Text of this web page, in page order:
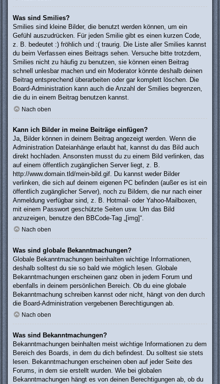
Was sind Smilies?
Smilies sind kleine Bilder, die benutzt werden können, um ein
Gefühl auszudrücken. Für jeden Smilie gibt es einen kurzen Code,
z. B. bedeutet :) fröhlich und :( traurig. Die Liste aller Smilies kannst
du beim Verfassen eines Beitrags sehen. Versuche bitte trotzdem,
Smilies nicht zu häufig zu benutzen, sie können einen Beitrag
schnell unlesbar machen und ein Moderator könnte deshalb deinen
Beitrag entsprechend überarbeiten oder gar komplett löschen. Die
Board-Administration kann auch die Anzahl der Smilies begrenzen,
die du in einem Beitrag benutzen kannst.
Nach oben
Kann ich Bilder in meine Beiträge einfügen?
Ja, Bilder können in deinem Beitrag angezeigt werden. Wenn die
Administration Dateianhänge erlaubt hat, kannst du das Bild auch
direkt hochladen. Ansonsten musst du zu einem Bild verlinken, das
auf einem öffentlich zugänglichen Server liegt, z. B.
http://www.domain.tld/mein-bild.gif. Du kannst weder Bilder
verlinken, die sich auf deinem eigenen PC befinden (außer es ist ein
öffentlich zugänglicher Server), noch zu Bildern, die nur nach einer
Anmeldung verfügbar sind, z. B. Hotmail- oder Yahoo-Mailboxen,
mit einem Passwort geschützte Seiten usw. Um das Bild
anzuzeigen, benutze den BBCode-Tag „[img]“.
Nach oben
Was sind globale Bekanntmachungen?
Globale Bekanntmachungen beinhalten wichtige Informationen,
deshalb solltest du sie so bald wie möglich lesen. Globale
Bekanntmachungen erscheinen ganz oben in jedem Forum und
ebenfalls in deinem persönlichen Bereich. Ob du eine globale
Bekanntmachung schreiben kannst oder nicht, hängt von den durch
die Board-Administration vergebenen Berechtigungen ab.
Nach oben
Was sind Bekanntmachungen?
Bekanntmachungen beinhalten meist wichtige Informationen zu dem
Bereich des Boards, in dem du dich befindest. Du solltest sie stets
lesen. Bekanntmachungen erscheinen oben auf jeder Seite des
Forums, in dem sie erstellt wurden. Wie bei globalen
Bekanntmachungen hängt es von deinen Berechtigungen ab, ob du